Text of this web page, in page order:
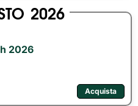
2026
2026
Acquista